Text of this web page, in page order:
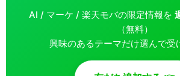
AI / マーケ / 楽天モバの限定情報を
（無料）
興味のあるテーマだけ選んで受